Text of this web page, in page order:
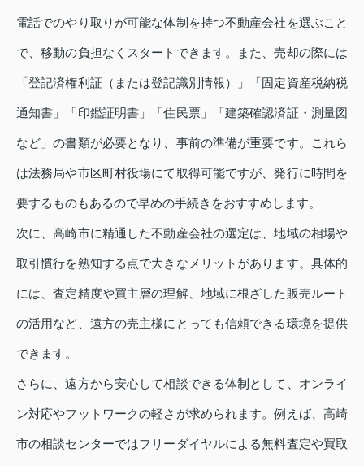
電話でのやり取りが可能な体制を持つ不動産会社を選ぶこと
で、移動の負担なくスタートできます。また、売却の際には
「登記済権利証（または登記識別情報）」「固定資産税納税
通知書」「印鑑証明書」「住民票」「建築確認済証・測量図
など」の書類が必要となり、事前の準備が重要です。これら
は法務局や市区町村役場にて取得可能ですが、発行に時間を
要するものもあるので早めの手続きをおすすめします。
次に、高崎市に精通した不動産会社の選定は、地域の相場や
取引慣行を熟知する点で大きなメリットがあります。具体的
には、査定精度や買主層の理解、地域に根ざした販売ルート
の活用など、遠方の売主様にとっても信頼できる環境を提供
できます。
さらに、遠方から安心して相談できる体制として、オンライ
ン対応やフットワークの軽さが求められます。例えば、高崎
市の相談センターではフリーダイヤルによる無料査定や買取